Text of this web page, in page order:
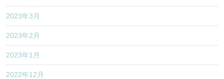
2023年3月
2023年2月
2023年1月
2022年12月